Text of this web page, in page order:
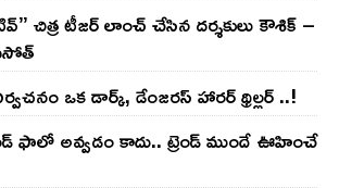
చిత్ర టీజర్ లాంచ్ చేసిన‌ దర్శకులు కౌశిక్ –
ఒక డార్క్, డేంజరస్ హారర్ థ్రిల్లర్ ..!
ఫాలో అవ్వడం కాదు.. ట్రెండ్‌ ముందే ఊహించే